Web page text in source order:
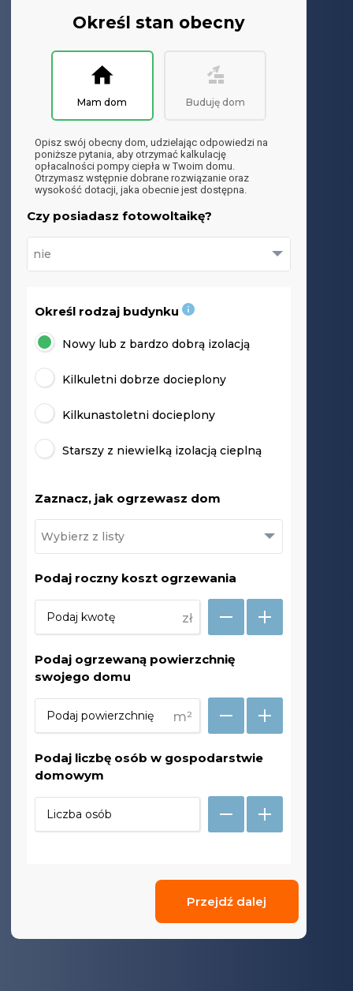
Określ stan obecny
Mam dom Buduję dom
Opisz swój obecny dom, udzielając odpowiedzi na
poniższe pytania, aby otrzymać kalkulację
opłacalności pompy ciepła w Twoim domu.
Otrzymasz wstępnie dobrane rozwiązanie oraz
wysokość dotacji, jaka obecnie jest dostępna.
Czy posiadasz fotowoltaikę?
Określ rodzaj budynku
Nowy lub z bardzo dobrą izolacją
Kilkuletni dobrze docieplony
Kilkunastoletni docieplony
Starszy z niewielką izolacją cieplną
Zaznacz, jak ogrzewasz dom
Podaj roczny koszt ogrzewania
zł
Podaj ogrzewaną powierzchnię
swojego domu
m²
Podaj liczbę osób w gospodarstwie
domowym
Przejdź dalej